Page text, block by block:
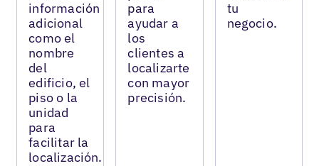
información
adicional
como el
nombre
del
edificio, el
piso o la
unidad
para
facilitar la
localización.
para
ayudar a
los
clientes a
localizarte
con mayor
precisión.
tu
negocio.